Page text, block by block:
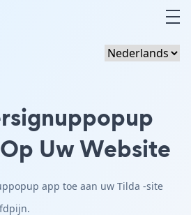
Uw Website
app toe aan uw Tilda -site